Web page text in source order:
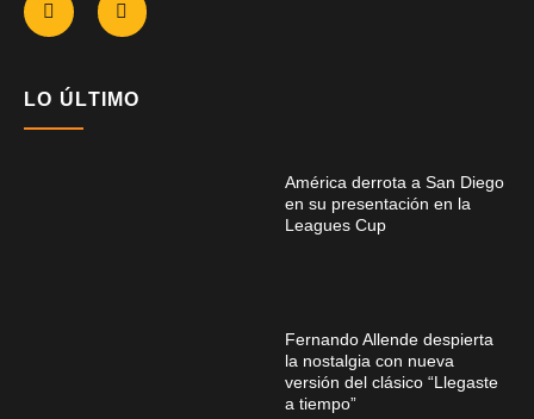
LO ÚLTIMO
América derrota a San Diego
en su presentación en la
Leagues Cup
Fernando Allende despierta
la nostalgia con nueva
versión del clásico “Llegaste
a tiempo”